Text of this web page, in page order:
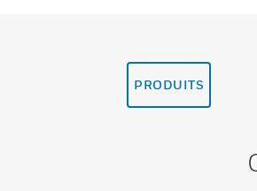
PRODUITS